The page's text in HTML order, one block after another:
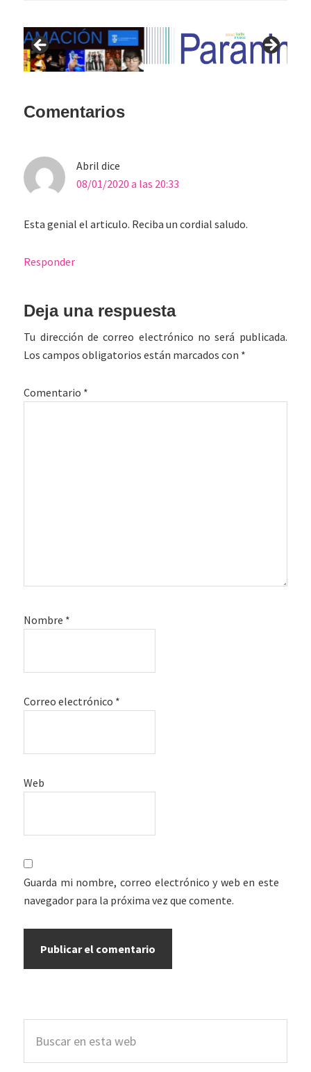
Interacciones
los
lectores
Comentarios
Abril dice
08/01/2020 a las 20:33
Esta genial el articulo. Reciba un cordial saludo.
Responder
Deja una respuesta
Tu dirección de correo electrónico no será publicada.
Los campos obligatorios están marcados con *
Comentario *
Nombre *
Correo electrónico *
Web
Guarda mi nombre, correo electrónico y web en este
navegador para la próxima vez que comente.
Barra
lateral
esta